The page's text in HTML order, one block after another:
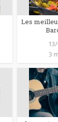
Les
3